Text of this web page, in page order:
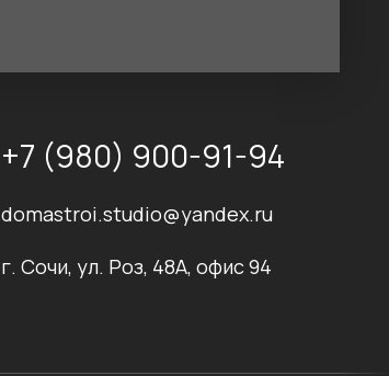
+7 (980) 900-91-94
domastroi.studio@yandex.ru
г. Сочи, ул. Роз, 48А, офис 94